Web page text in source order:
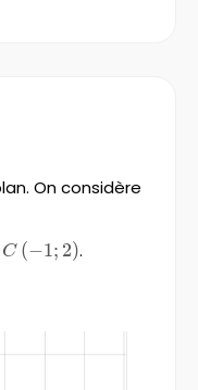
On considère
C\left(-1;2\right)
C (−1; 2).